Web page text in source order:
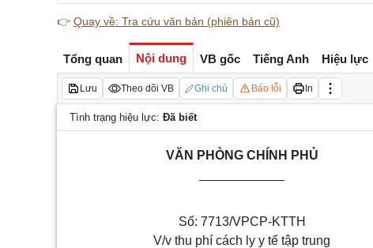
👉 Quay về: Tra cứu văn bản (phiên bản cũ)
Tổng quan Nội dung VB gốc Tiếng Anh Hiệu lực
Lưu Theo dõi VB Ghi chú Báo lỗi In
Tình trạng hiệu lực: Đã biết
VĂN PHÒNG CHÍNH PHỦ
Số: 7713/VPCP-KTTH
V/v thu phí cách ly y tế tập trung